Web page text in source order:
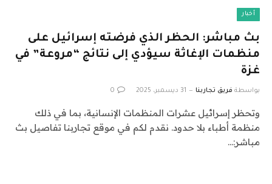
أخبار
بث مباشر: الحظر الذي فرضته إسرائيل على
منظمات الإغاثة سيؤدي إلى نتائج “مروعة” في
غزة
بواسطة فريق تجاربنا 31 ديسمبر، 2025 0
وتحظر إسرائيل عشرات المنظمات الإنسانية، بما في ذلك
منظمة أطباء بلا حدود. نقدم لكم في موقع تجاربنا تفاصيل بث
مباشر:…